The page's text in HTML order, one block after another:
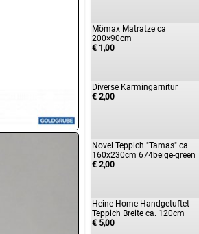
Mömax Matratze ca
200×90cm
€ 1,00
Diverse Karmingarnitur
€ 2,00
Novel Teppich "Tamas" ca.
160x230cm 674beige-green
€ 2,00
Heine Home Handgetuftet
Teppich Breite ca. 120cm
€ 5,00